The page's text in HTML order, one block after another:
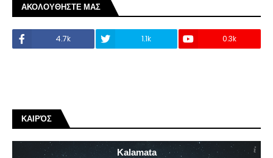
ΑΚΟΛΟΥΘΗΣΤΕ ΜΑΣ
4.7k 1.1k 0.3k
ΚΑΙΡΌΣ
Kalamata